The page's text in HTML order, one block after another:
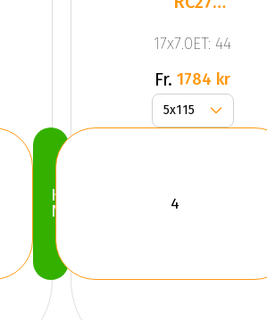
Köp
Nu
Matt
17x7.0ET: 44
Fr. 1784 kr